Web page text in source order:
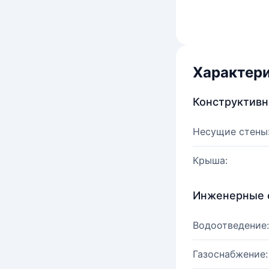
Несущие
Крыша:
Инженерные
Водоотведение:
Газоснабжение: